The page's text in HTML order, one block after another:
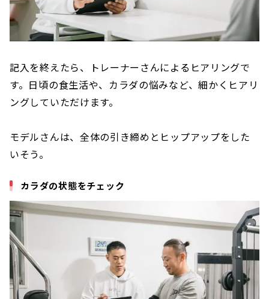
記入を終えたら、トレーナーさんによるヒアリングで
す。日頃の食生活や、カラダの悩みなど、細かくヒアリ
ングしていただけます。
モデルさんは、全体の引き締めとヒップアップをした
いそう。
カラダの状態をチェック